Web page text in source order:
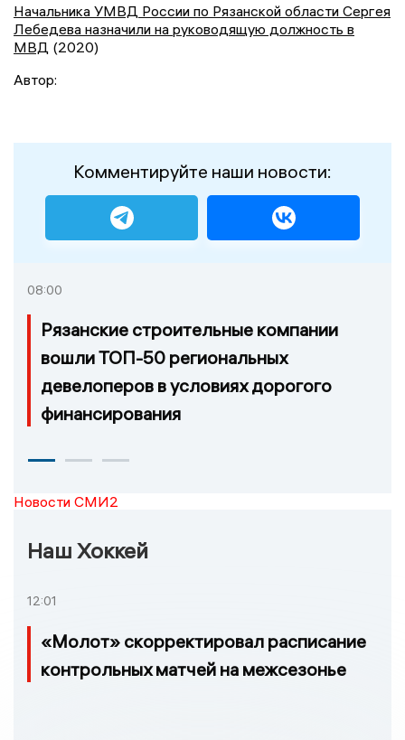
Начальника УМВД России по Рязанской области Сергея
Лебедева назначили на руководящую должность в
МВД (2020)
Автор:
Комментируйте наши новости:
08:00
Рязанские строительные компании
вошли ТОП-50 региональных
девелоперов в условиях дорогого
финансирования
Новости СМИ2
Наш Хоккей
12:01
«Молот» скорректировал расписание
контрольных матчей на межсезонье